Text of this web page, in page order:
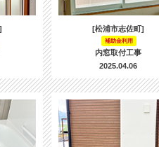
[松浦市志佐町]
補助金利用
内窓取付工事
2025.04.06